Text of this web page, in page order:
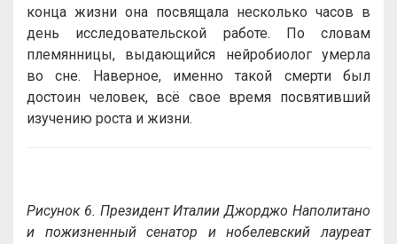
конца жизни она посвящала несколько часов в
день исследовательской работе. По словам
племянницы, выдающийся нейробиолог умерла
во сне. Наверное, именно такой смерти был
достоин человек, всё свое время посвятивший
изучению роста и жизни.
Рисунок 6. Президент Италии Джорджо Наполитано
и пожизненный сенатор и нобелевский лауреат